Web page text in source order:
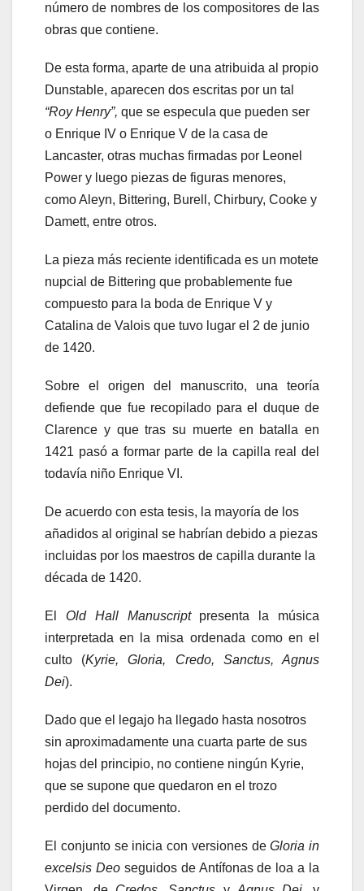
número de nombres de los compositores de las
obras que contiene.
De esta forma, aparte de una atribuida al propio
Dunstable, aparecen dos escritas por un tal
“Roy Henry”, que se especula que pueden ser
o Enrique IV o Enrique V de la casa de
Lancaster, otras muchas firmadas por Leonel
Power y luego piezas de figuras menores,
como Aleyn, Bittering, Burell, Chirbury, Cooke y
Damett, entre otros.
La pieza más reciente identificada es un motete
nupcial de Bittering que probablemente fue
compuesto para la boda de Enrique V y
Catalina de Valois que tuvo lugar el 2 de junio
de 1420.
Sobre el origen del manuscrito, una teoría
defiende que fue recopilado para el duque de
Clarence y que tras su muerte en batalla en
1421 pasó a formar parte de la capilla real del
todavía niño Enrique VI.
De acuerdo con esta tesis, la mayoría de los
añadidos al original se habrían debido a piezas
incluidas por los maestros de capilla durante la
década de 1420.
El Old Hall Manuscript presenta la música
interpretada en la misa ordenada como en el
culto (Kyrie, Gloria, Credo, Sanctus, Agnus
Dei).
Dado que el legajo ha llegado hasta nosotros
sin aproximadamente una cuarta parte de sus
hojas del principio, no contiene ningún Kyrie,
que se supone que quedaron en el trozo
perdido del documento.
El conjunto se inicia con versiones deGloria in
excelsis Deo seguidos de Antífonas de loa a la